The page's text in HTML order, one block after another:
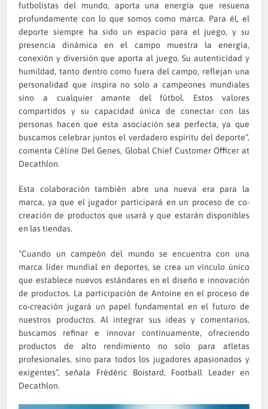
futbolistas del mundo, aporta una energía que resuena
profundamente con lo que somos como marca. Para él, el
deporte siempre ha sido un espacio para el juego, y su
presencia dinámica en el campo muestra la energía,
conexión y diversión que aporta al juego. Su autenticidad y
humildad, tanto dentro como fuera del campo, reflejan una
personalidad que inspira no solo a campeones mundiales
sino a cualquier amante del fútbol. Estos valores
compartidos y su capacidad única de conectar con las
personas hacen que esta asociación sea perfecta, ya que
buscamos celebrar juntos el verdadero espíritu del deporte”,
comenta Céline Del Genes, Global Chief Customer Officer at
Decathlon.
Esta colaboración también abre una nueva era para la
marca, ya que el jugador participará en un proceso de co-
creación de productos que usará y que estarán disponibles
en las tiendas.
“Cuando un campeón del mundo se encuentra con una
marca líder mundial en deportes, se crea un vínculo único
que establece nuevos estándares en el diseño e innovación
de productos. La participación de Antoine en el proceso de
co-creación jugará un papel fundamental en el futuro de
nuestros productos. Al integrar sus ideas y comentarios,
buscamos refinar e innovar continuamente, ofreciendo
productos de alto rendimiento no solo para atletas
profesionales, sino para todos los jugadores apasionados y
exigentes”, señala Frédéric Boistard, Football Leader en
Decathlon.